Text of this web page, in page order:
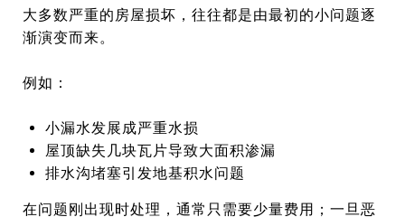
大多数严重的房屋损坏，往往都是由最初的小问题逐
渐演变而来。
例如：
小漏水发展成严重水损
屋顶缺失几块瓦片导致大面积渗漏
排水沟堵塞引发地基积水问题
在问题刚出现时处理，通常只需要少量费用；一旦恶